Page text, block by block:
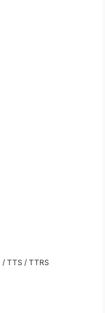
/ TTS / TTRS